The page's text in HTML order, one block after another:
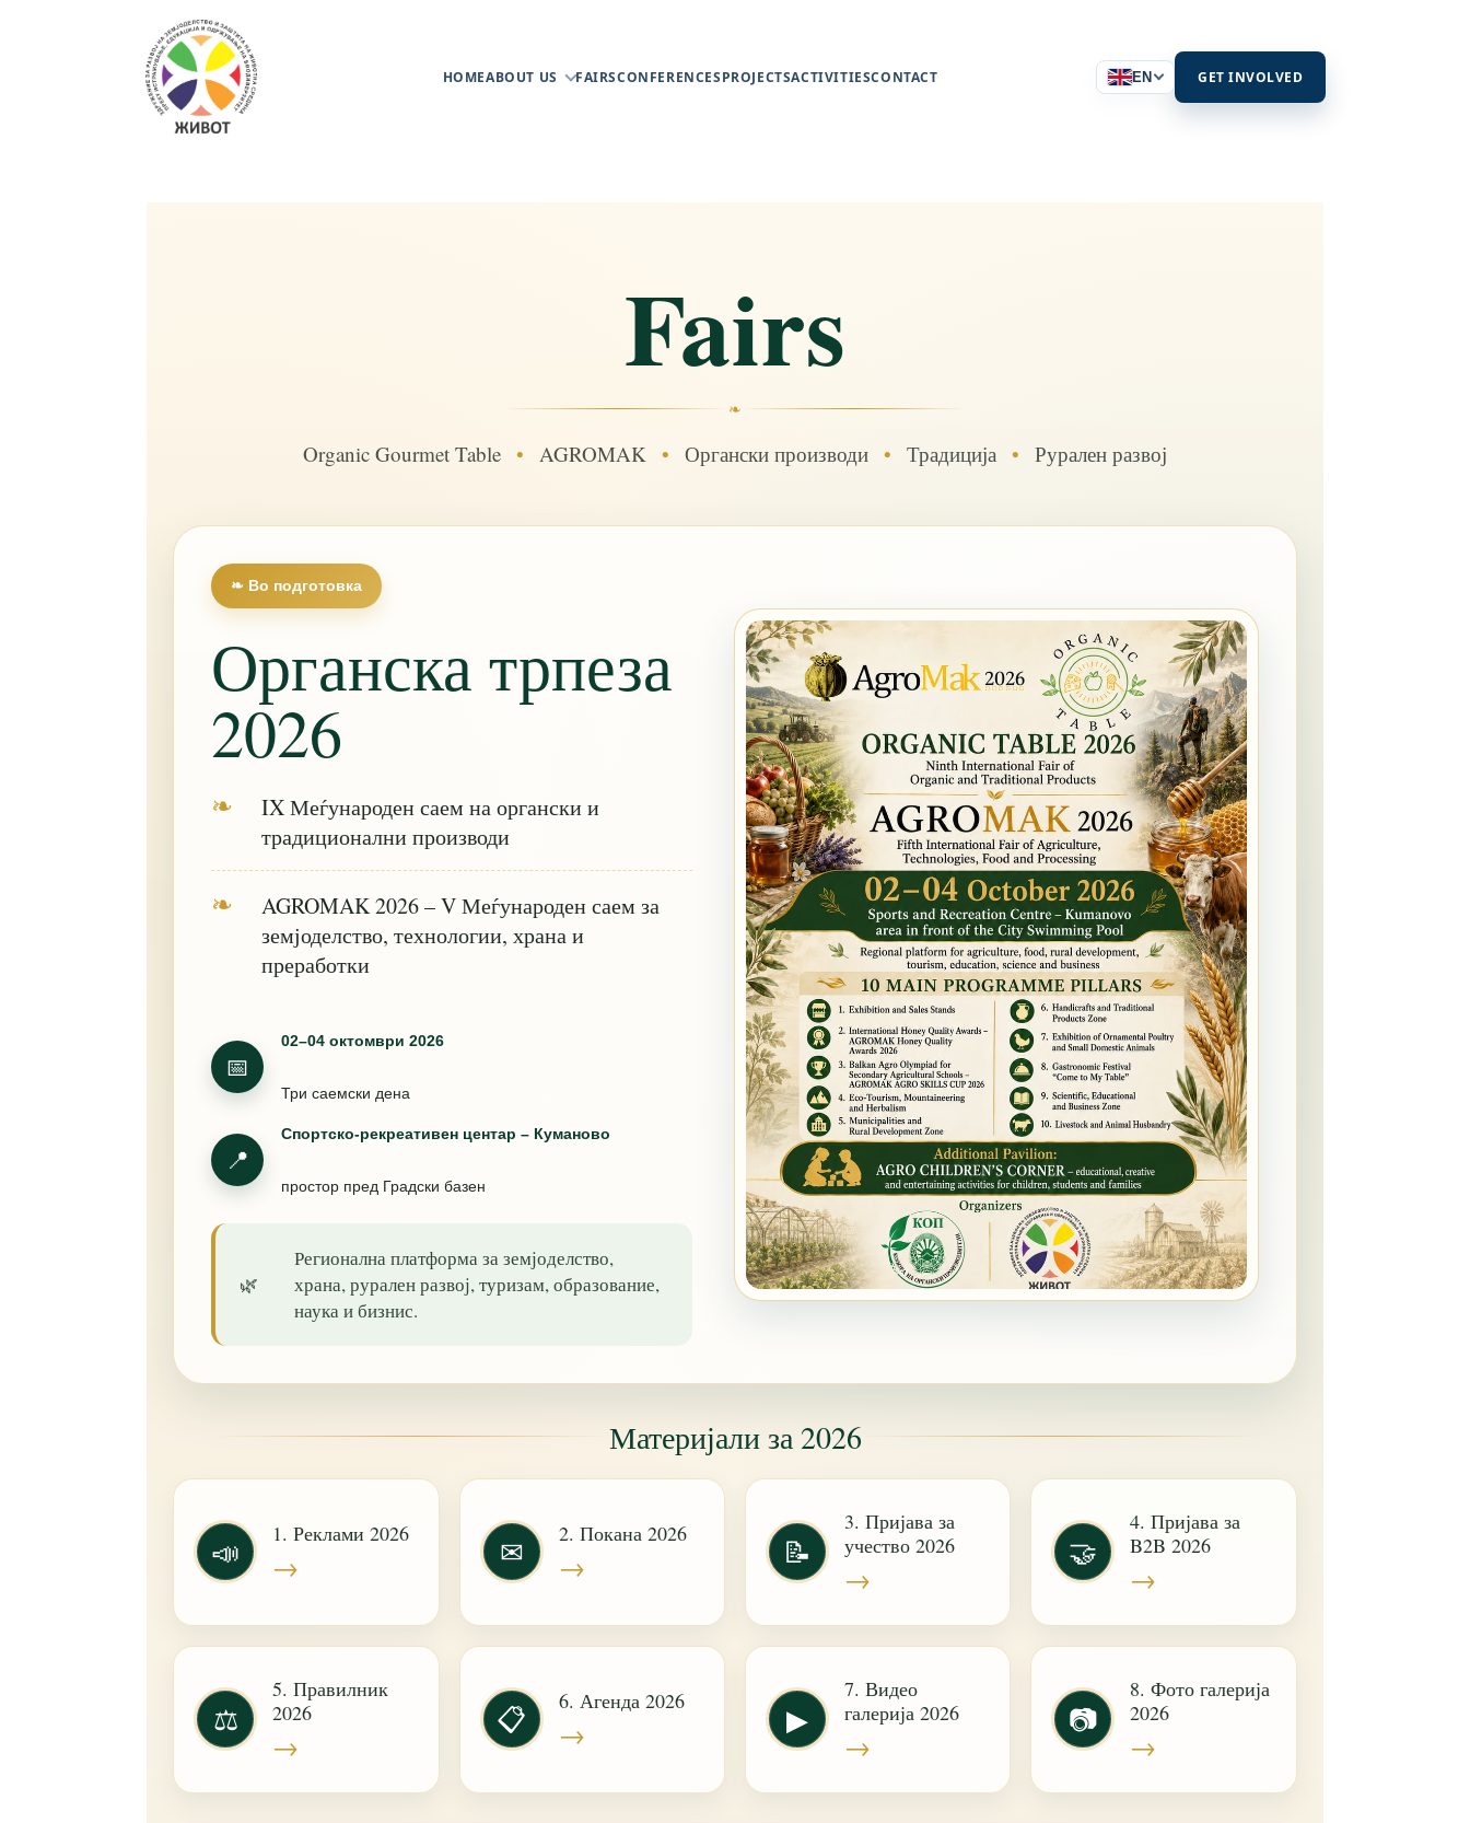
HOMEABOUT US FAIRSCONFERENCESPROJECTSACTIVITIESCONTACT EN GET INVOLVED
Fairs
❧
Organic Gourmet Table • AGROMAK • Органски производи • Традиција • Рурален развој
❧ Во подготовка
Органска трпеза
2026
❧
IX Меѓународен саем на органски и
традиционални производи
❧
AGROMAK 2026 – V Меѓународен саем за
земјоделство, технологии, храна и
преработки
📅
02–04 октомври 2026
Три саемски дена
📍
Спортско-рекреативен центар – Куманово
простор пред Градски базен
🌿
Регионална платформа за земјоделство,
храна, рурален развој, туризам, образование,
наука и бизнис.
Материјали за 2026
📣 1. Реклами 2026
→ ✉ 2. Покана 2026
→ 📝
3. Пријава за
учество 2026
→
🤝
4. Пријава за
B2B 2026
→
⚖
5. Правилник
2026
→
📋 6. Агенда 2026
→ ▶
7. Видео
галерија 2026
→
📷
8. Фото галерија
2026
→